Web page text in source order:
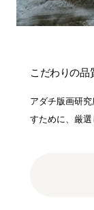
こだわりの品
アダチ版画研
すために、厳選